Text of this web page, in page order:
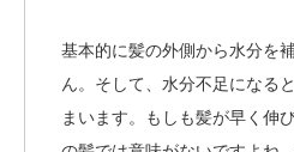
基本的に髪の外側から水分を
ん。そして、水分不足になる
まいます。もしも髪が早く伸